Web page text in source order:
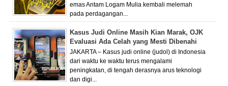
emas Antam Logam Mulia kembali melemah
pada perdagangan...
Kasus Judi Online Masih Kian Marak, OJK
Evaluasi Ada Celah yang Mesti Dibenahi
JAKARTA – Kasus judi online (judol) di Indonesia
dari waktu ke waktu terus mengalami
peningkatan, di tengah derasnya arus teknologi
dan digi...